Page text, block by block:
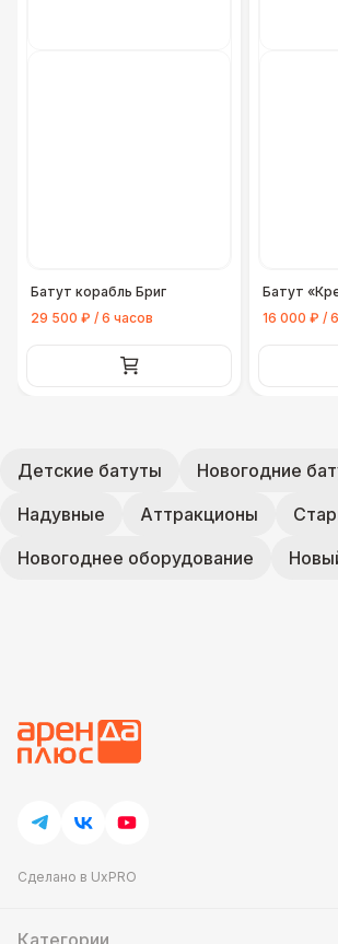
Батут корабль Бриг
29 500 ₽ / 6 часов
Батут
16 000 ₽ /
Детские батуты
Новогодние
Надувные
Аттракционы
Новогоднее оборудование
Сделано в UxPRO
Категории